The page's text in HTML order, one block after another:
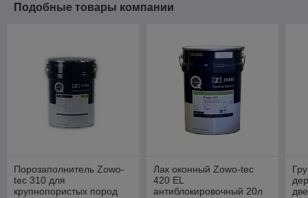
Подобные товары компании
Порозаполнитель Zowo-
tec 310 для
крупнопористых пород
Лак оконный Zowo-tec
420 EL
антиблокировочный 20л